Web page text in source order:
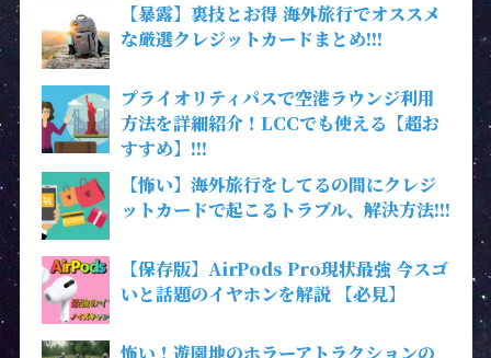
【暴露】裏技とお得 海外旅行でオススメ
な厳選クレジットカードまとめ!!!
プライオリティパスで空港ラウンジ利用
方法を詳細紹介！LCCでも使える【超お
すすめ】!!!
【怖い】海外旅行をしてるの間にクレジ
ットカードで起こるトラブル、解決方法!!!
【保存版】AirPods Pro現状最強 今スゴ
いと話題のイヤホンを解説 【必見】